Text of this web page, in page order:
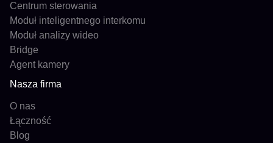
Centrum sterowania
Moduł inteligentnego interkomu
Moduł analizy wideo
Bridge
Agent kamery
Nasza firma
O nas
Łączność
Blog